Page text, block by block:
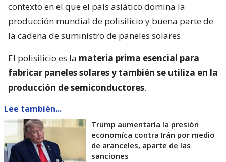
contexto en el que el país asiático domina la
producción mundial de polisilicio y buena parte de
la cadena de suministro de paneles solares.
El polisilicio es la materia prima esencial para
fabricar paneles solares y también se utiliza en la
producción de semiconductores.
Lee también...
Trump aumentaría la presión
economíca contra Irán por medio
de aranceles, aparte de las
sanciones